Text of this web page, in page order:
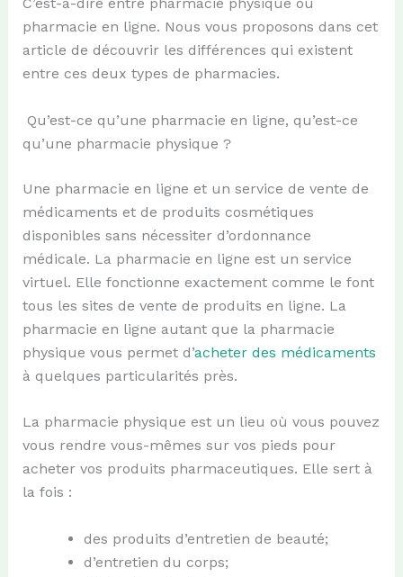
pharmacie en ligne. Nous vous proposons dans cet
article de découvrir les différences qui existent
entre ces deux types de pharmacies.
Qu’est-ce qu’une pharmacie en ligne, qu’est-ce
qu’une pharmacie physique ?
Une pharmacie en ligne et un service de vente de
médicaments et de produits cosmétiques
disponibles sans nécessiter d’ordonnance
médicale. La pharmacie en ligne est un service
virtuel. Elle fonctionne exactement comme le font
tous les sites de vente de produits en ligne. La
pharmacie en ligne autant que la pharmacie
physique vous permet d’acheter des médicaments
à quelques particularités près.
La pharmacie physique est un lieu où vous pouvez
vous rendre vous-mêmes sur vos pieds pour
acheter vos produits pharmaceutiques. Elle sert à
la fois :
des produits d’entretien de beauté;
d’entretien du corps;